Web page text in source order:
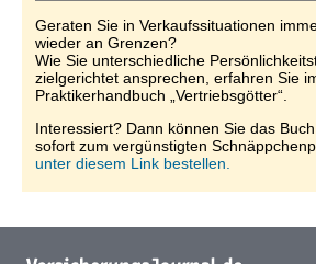
Geraten Sie in Verkaufssituationen
wieder an Grenzen?
Wie Sie unterschiedliche
zielgerichtet ansprechen, erfahren Sie
Praktikerhandbuch „Vertriebsgötter“.
Interessiert? Dann können Sie das
sofort zum vergünstigten
unter diesem Link bestellen.